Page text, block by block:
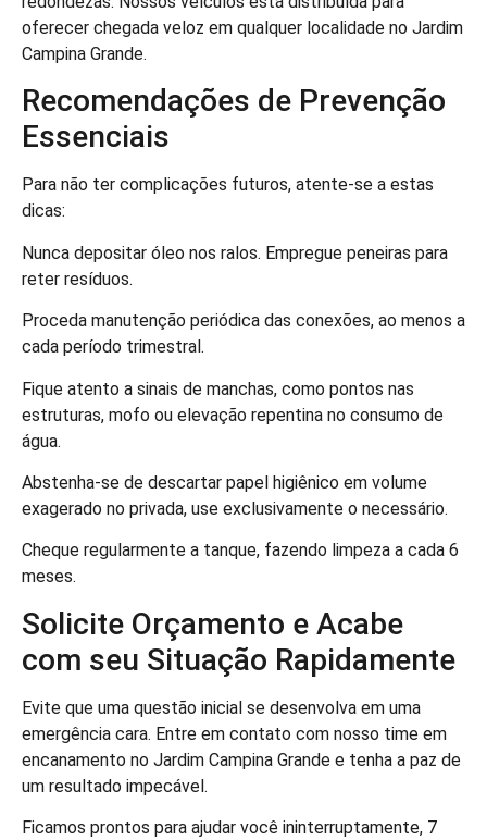
oferecer chegada veloz em qualquer localidade no Jardim
Campina Grande.
Recomendações de Prevenção
Essenciais
Para não ter complicações futuros, atente-se a estas
dicas:
Nunca depositar óleo nos ralos. Empregue peneiras para
reter resíduos.
Proceda manutenção periódica das conexões, ao menos a
cada período trimestral.
Fique atento a sinais de manchas, como pontos nas
estruturas, mofo ou elevação repentina no consumo de
água.
Abstenha-se de descartar papel higiênico em volume
exagerado no privada, use exclusivamente o necessário.
Cheque regularmente a tanque, fazendo limpeza a cada 6
meses.
Solicite Orçamento e Acabe
com seu Situação Rapidamente
Evite que uma questão inicial se desenvolva em uma
emergência cara. Entre em contato com nosso time em
encanamento no Jardim Campina Grande e tenha a paz de
um resultado impecável.
Ficamos prontos para ajudar você ininterruptamente, 7